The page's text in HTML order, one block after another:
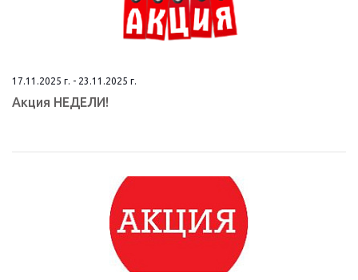
17.11.2025 г. - 23.11.2025 г.
Aкция НEДЕЛИ!